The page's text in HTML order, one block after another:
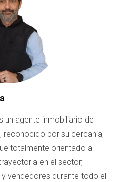
y que hay pasos
para revertir la situación.
LA SITUACIÓN
obtenidos hasta ahora y
la comunicación con tu
un agente inmobiliario de
, reconocido por su cercanía,
totalmente orientado a
en el sector,
vendedores durante todo el